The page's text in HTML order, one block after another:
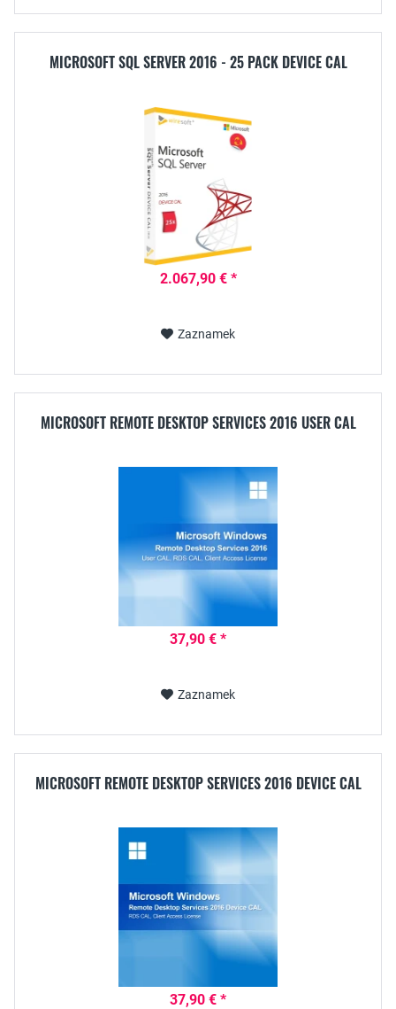
MICROSOFT SQL SERVER 2016 - 25 PACK DEVICE CAL
2.067,90 € *
Zaznamek
MICROSOFT REMOTE DESKTOP SERVICES 2016 USER CAL
37,90 € *
Zaznamek
MICROSOFT REMOTE DESKTOP SERVICES 2016 DEVICE CAL
37,90 € *